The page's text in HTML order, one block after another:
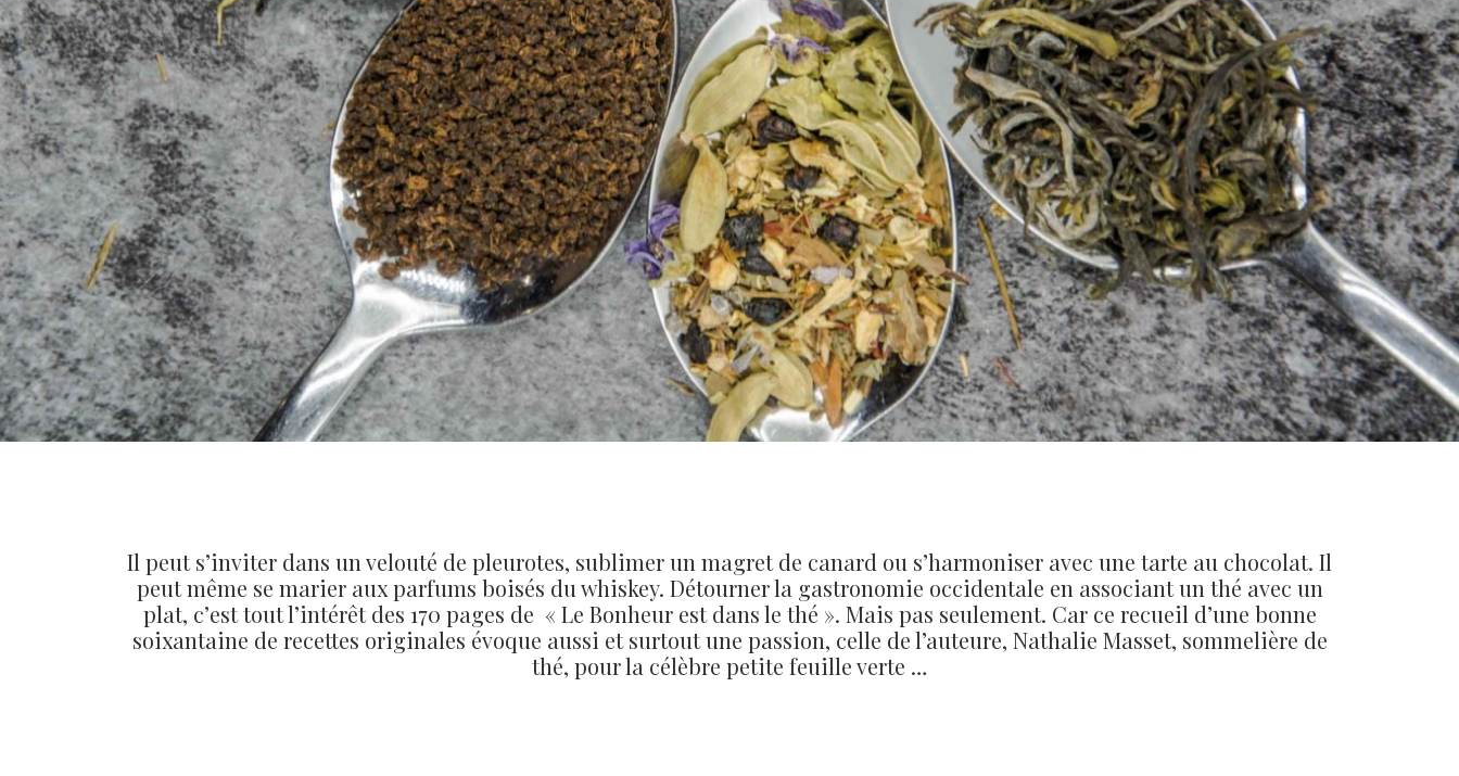
Il peut s’inviter dans un velouté de pleurotes, sublimer un magret de canard ou s’harmoniser avec une tarte au chocolat. Il
peut même se marier aux parfums boisés du whiskey. Détourner la gastronomie occidentale en associant un thé avec un
plat, c’est tout l’intérêt des 170 pages de « Le Bonheur est dans le thé ». Mais pas seulement. Car ce recueil d’une bonne
soixantaine de recettes originales évoque aussi et surtout une passion, celle de l’auteure, Nathalie Masset, sommelière de
thé, pour la célèbre petite feuille verte …